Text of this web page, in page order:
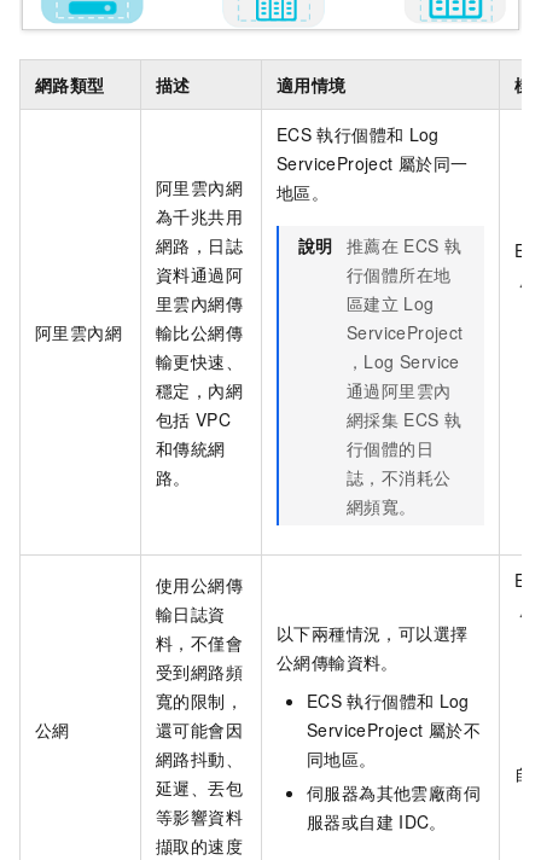
網路類型 描述 適用情境 樣
阿里雲內網
阿里雲內網
為千兆共用
網路，日誌
資料通過阿
里雲內網傳
輸比公網傳
輸更快速、
穩定，內網
包括 VPC
和傳統網
路。
ECS 執行個體和 Log
ServiceProject 屬於同一
地區。
說明 推薦在 ECS 執
行個體所在地
區建立 Log
ServiceProject
，Log Service
通過阿里雲內
網採集 ECS 執
行個體的日
誌，不消耗公
網頻寬。
公網
使用公網傳
輸日誌資
料，不僅會
受到網路頻
寬的限制，
還可能會因
網路抖動、
延遲、丟包
等影響資料
擷取的速度
以下兩種情況，可以選擇
公網傳輸資料。
ECS 執行個體和 Log
ServiceProject 屬於不
同地區。
伺服器為其他雲廠商伺
服器或自建 IDC。
自